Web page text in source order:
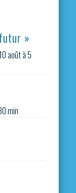
»
août à 5
min